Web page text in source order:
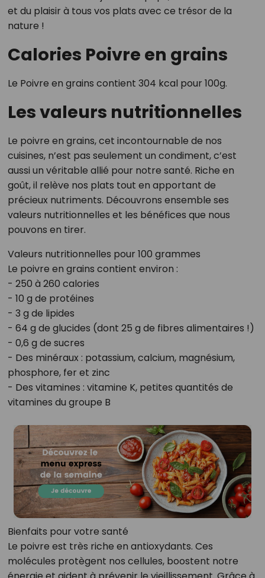
et du plaisir à tous vos plats avec ce trésor de la
nature !
Calories Poivre en grains
Le Poivre en grains contient 304 kcal pour 100g.
Les valeurs nutritionnelles
Le poivre en grains, cet incontournable de nos
cuisines, n’est pas seulement un condiment, c’est
aussi un véritable allié pour notre santé. Riche en
goût, il relève nos plats tout en apportant de
précieux nutriments. Découvrons ensemble ses
valeurs nutritionnelles et les bénéfices que nous
pouvons en tirer.
Valeurs nutritionnelles pour 100 grammes
Le poivre en grains contient environ :
- 250 à 260 calories
- 10 g de protéines
- 3 g de lipides
- 64 g de glucides (dont 25 g de fibres alimentaires !)
- 0,6 g de sucres
- Des minéraux : potassium, calcium, magnésium,
phosphore, fer et zinc
- Des vitamines : vitamine K, petites quantités de
vitamines du groupe B
Bienfaits pour votre santé
Le poivre est très riche en antioxydants. Ces
molécules protègent nos cellules, boostent notre